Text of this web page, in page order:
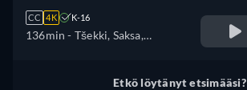
CC 4K K-16
136min - Tšekki, Saksa,
Etkö löytänyt etsimääsi?